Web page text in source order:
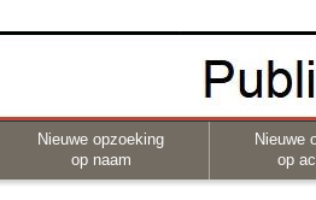
Nieuwe opzoeking
op naam
Nieuwe
op